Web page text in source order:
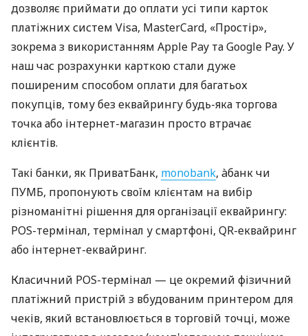
дозволяє приймати до оплати усі типи карток
платіжних систем Visa, MasterCard, «Простір»,
зокрема з використанням Apple Pay та Google Pay. У
наш час розрахунки карткою стали дуже
поширеним способом оплати для багатьох
покупців, тому без еквайрингу будь-яка торгова
точка або інтернет-магазин просто втрачає
клієнтів.
Такі банки, як ПриватБанк, monobank, àбанк чи
ПУМБ, пропонують своїм клієнтам на вибір
різноманітні рішення для організації еквайрингу:
POS-термінал, термінал у смартфоні, QR-еквайринг
або інтернет-еквайринг.
Класичний POS-термінал — це окремий фізичний
платіжний пристрій з вбудованим принтером для
чеків, який встановлюється в торговій точці, може